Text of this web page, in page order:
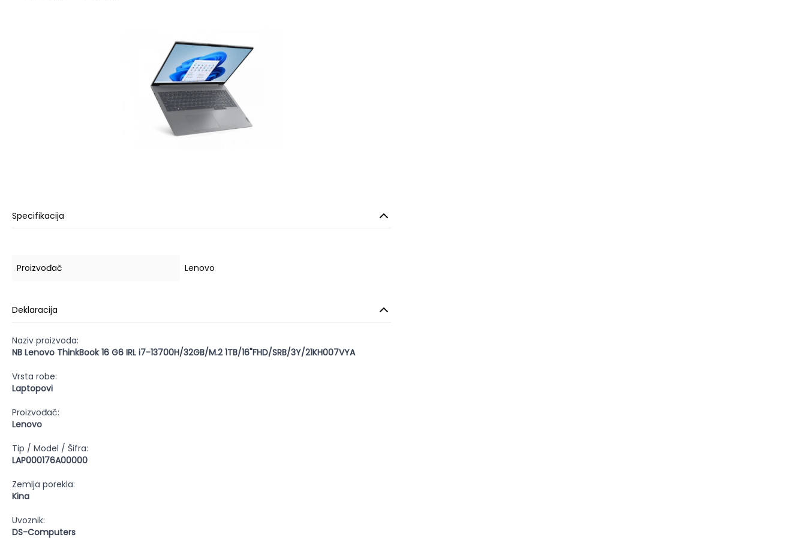
Specifikacija
Proizvođač Lenovo
Deklaracija
Naziv proizvoda:
NB Lenovo ThinkBook 16 G6 IRL i7-13700H/32GB/M.2 1TB/16"FHD/SRB/3Y/21KH007VYA
Vrsta robe:
Laptopovi
Proizvođač:
Lenovo
Tip / Model / Šifra:
LAP000176A00000
Zemlja porekla:
Kina
Uvoznik:
DS-Computers